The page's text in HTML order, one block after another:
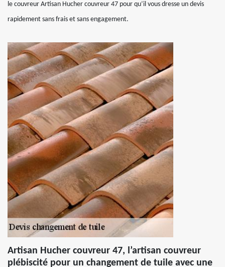
le couvreur Artisan Hucher couvreur 47 pour qu’il vous dresse un devis
rapidement sans frais et sans engagement.
Artisan Hucher couvreur 47, l’artisan couvreur
plébiscité pour un changement de tuile avec une